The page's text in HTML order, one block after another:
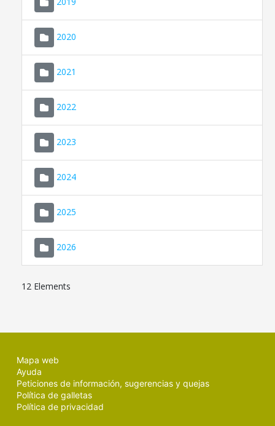
2020
2021
2022
2023
2024
2025
2026
12 Elements
Mapa web
Ayuda
Peticiones de información, sugerencias y quejas
Política de galletas
Política de privacidad